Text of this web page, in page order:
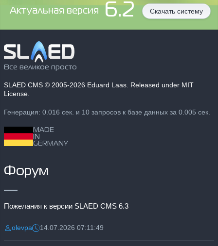
Aктуальная версия 6.2 Скачать систему
Все великое просто
SLAED CMS © 2005-2026 Eduard Laas. Released under MIT
License.
Генерация: 0.016 сек. и 10 запросов к базе данных за 0.005 сек.
MADE
IN
GERMANY
Форум
Пожелания к версии SLAED CMS 6.3
Разместил:
olevpaДата:14.07.2026 07:11:49